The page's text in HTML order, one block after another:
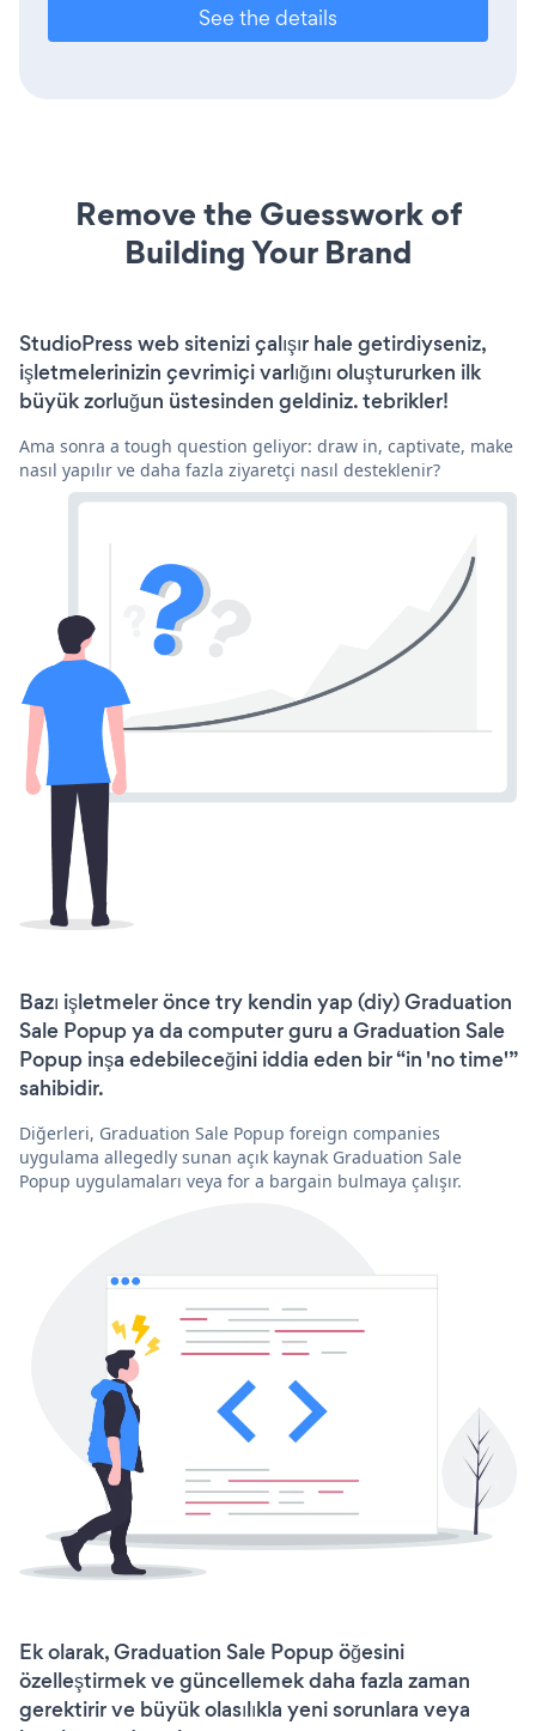
See the details
Remove the Guesswork of
Building Your Brand
StudioPress web sitenizi çalışır hale getirdiyseniz,
işletmelerinizin çevrimiçi varlığını oluştururken ilk
büyük zorluğun üstesinden geldiniz. tebrikler!
Ama sonra a tough question geliyor: draw in, captivate, make
nasıl yapılır ve daha fazla ziyaretçi nasıl desteklenir?
Bazı işletmeler önce try kendin yap (diy) Graduation
Sale Popup ya da computer guru a Graduation Sale
Popup inşa edebileceğini iddia eden bir “in 'no time'”
sahibidir.
Diğerleri, Graduation Sale Popup foreign companies
uygulama allegedly sunan açık kaynak Graduation Sale
Popup uygulamaları veya for a bargain bulmaya çalışır.
Ek olarak, Graduation Sale Popup öğesini
özelleştirmek ve güncellemek daha fazla zaman
gerektirir ve büyük olasılıkla yeni sorunlara veya